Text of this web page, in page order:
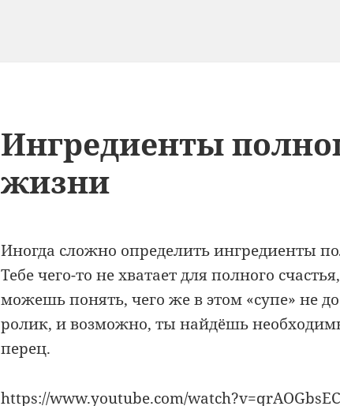
Ингредиенты
жизни
Иногда сложно определить ингредиенты
Тебе чего-то не хватает для полного
можешь понять, чего же в этом «супе» не
ролик, и возможно, ты найдёшь
перец.
https://www.youtube.com/